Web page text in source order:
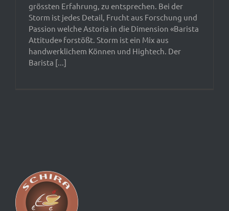
grössten Erfahrung, zu entsprechen. Bei der
Storm ist jedes Detail, Frucht aus Forschung und
Passion welche Astoria in die Dimension «Barista
Attitude» forstößt. Storm ist ein Mix aus
handwerklichem Können und Hightech. Der
Barista [...]